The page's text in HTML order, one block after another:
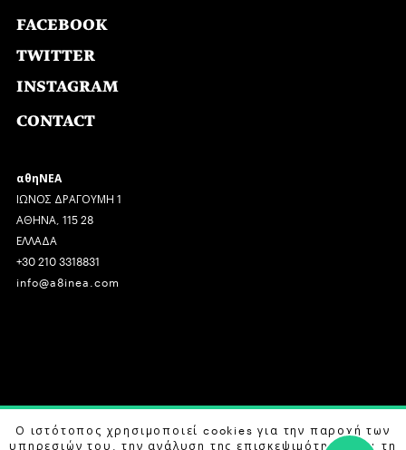
FACEBOOK
TWITTER
INSTAGRAM
CONTACT
αθηΝΕΑ
ΙΩΝΟΣ ΔΡΑΓΟΥΜΗ 1
ΑΘΗΝΑ, 115 28
ΕΛΛΑΔΑ
+30 210 3318831
info@a8inea.com
COPYRIGHT © 2026 αθηΝΕΑ, ALL RIGHTS RESERVED.
Ο ιστότοπος χρησιμοποιεί cookies για την παροχή των
υπηρεσιών του, την ανάλυση της επισκεψιμότητας και τη